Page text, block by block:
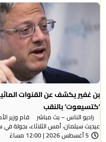
بن غفير يكشف عن القنوات
‘كتسيعوت‘ بالنقب
راديو الناس – بث مباشر قام وزير الأمن
عيديت سيلمان، أمس الثلاثاء، بجولة في
5 أغسطس 2026 | 12:00 مساءً